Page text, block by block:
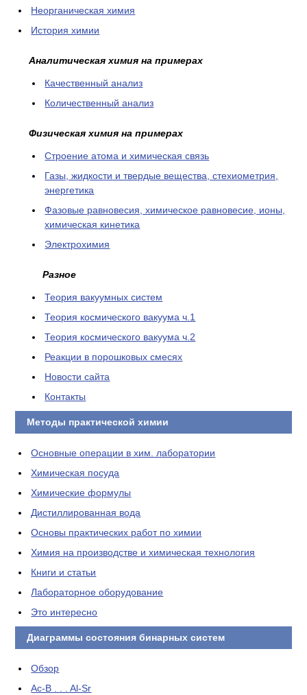
Неорганическая химия
История химии
Аналитическая химия на примерах
Качественный анализ
Количественный анализ
Физическая химия на примерах
Cтроение атома и химическая связь
Газы, жидкости и твердые вещества, стехиометрия,
энергетика
Фазовые равновесия, химическое равновесие, ионы,
химическая кинетика
Электрохимия
Разное
Теория вакуумных систем
Теория космического вакуума ч.1
Теория космического вакуума ч.2
Реакции в порошковых смесях
Новости сайта
Контакты
Методы практической химии
Основные операции в хим. лаборатории
Химическая посуда
Химические формулы
Дистиллированная вода
Основы практических работ по химии
Химия на производстве и химическая технология
Книги и статьи
Лабораторное оборудование
Это интересно
Диаграммы состояния бинарных систем
Обзор
Ac-B . . . Al-Sr